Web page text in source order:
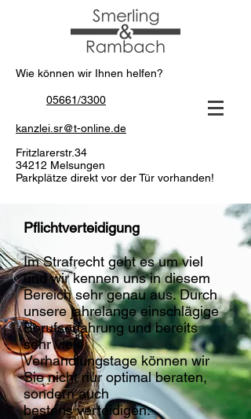
Wie können wir Ihnen helfen?
05661/3300
kanzlei.sr@t-online.de
Fritzlarerstr.34
34212 Melsungen
Parkplätze direkt vor der Tür vorhanden!
Pflichtverteidigung
Im Strafrecht geht es um viel
und wir kennen uns in diesem
Bereich sehr genau aus. Durch
unsere jahrelange einschlägige
Berufserfahrung und bereits
sehr viele
Verhandlungstage können wir
Sie nicht nur optimal beraten,
sondern auch
bestens verteidigen.